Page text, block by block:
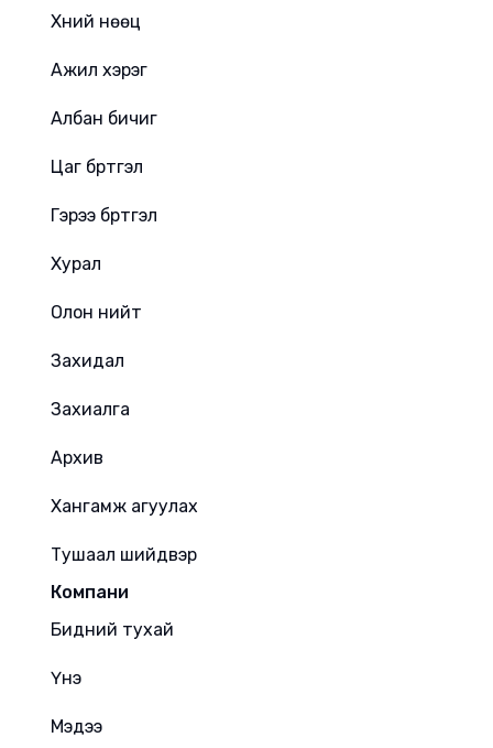
Хүний нөөц
Ажил хэрэг
Албан бичиг
Цаг бүртгэл
Гэрээ бүртгэл
Хурал
Олон нийт
Захидал
Захиалга
Архив
Хангамж агуулах
Тушаал шийдвэр
Компани
Бидний тухай
Үнэ
Мэдээ